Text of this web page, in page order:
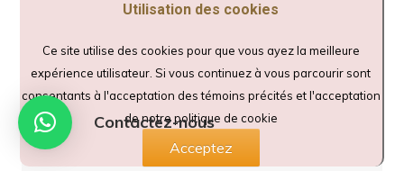
pour le Laïcat Togolais- 1 078 vues
de contournement et un marché modernisé pour
un nouvel élan
- 1 646 vues
Togo : Une lueur d’espoir pour les élèves de
Tchaoudjo grâce au projet « Un élève, un certificat
de nationalité »
- 1 061 vues
Utilisation des cookies
Ce site utilise des cookies pour que vous ayez la meilleure
expérience utilisateur. Si vous continuez à vous parcourir sont
consentants à l'acceptation des témoins précités et l'acceptation
de notre politique de cookie
Acceptez
Contactez-nous